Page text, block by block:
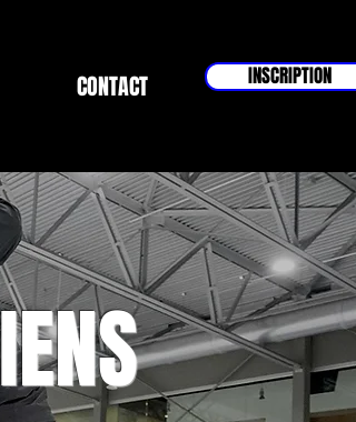
CONTACT INSCRIPTION